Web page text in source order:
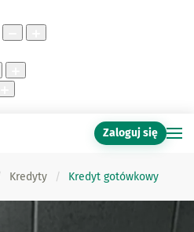
Zaloguj się
Kredyty Kredyt gotówkowy